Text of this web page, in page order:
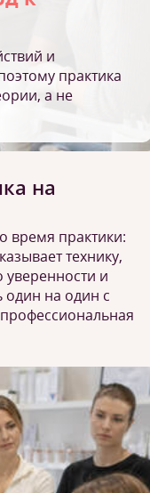
и
практика
а не
на
время практики:
технику,
уверенности и
один на один с